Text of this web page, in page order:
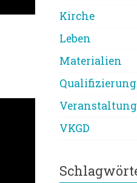
Kirche
Leben
Materialien
Qualifizierung
VKGD